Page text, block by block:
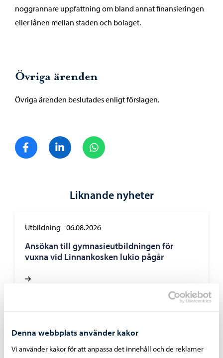
Denna webbplats använder kakor
Vi använder kakor för att anpassa det innehåll och de reklamer
noggrannare uppfattning om bland annat finansieringen
eller lånen mellan staden och bolaget.
Övriga ärenden
Övriga ärenden beslutades enligt förslagen.
Dela på FacebookDela på LinkedIn
Liknande nyheter
Utbildning -06.08.2026
Ansökan till gymnasieutbildningen för
vuxna vid Linnankosken lukio pågår
Faktureringen av dagvattenavgifter inleds i
september – avgiftsgrunderna har reviderats